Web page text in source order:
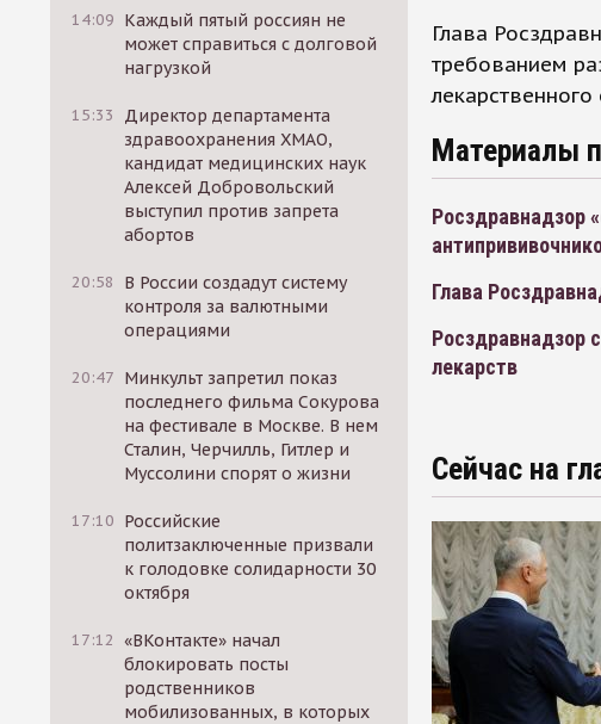
14:09 Каждый пятый россиян не
может справиться с долговой
нагрузкой
15:33
Директор департамента
здравоохранения ХМАО,
кандидат медицинских наук
Алексей Добровольский
выступил против запрета
абортов
20:58
В России создадут систему
контроля за валютными
операциями
20:47 Минкульт запретил показ
последнего фильма Сокурова
на фестивале в Москве. В нем
Сталин, Черчилль, Гитлер и
Муссолини спорят о жизни
17:10 Российские
политзаключенные призвали
к голодовке солидарности 30
октября
17:12 «ВКонтакте» начал
блокировать посты
родственников
мобилизованных, в которых
Глава
требованием
Материалы
Росздравнадзор
Глава
Росздравнадзор
лекарств
Сейчас на